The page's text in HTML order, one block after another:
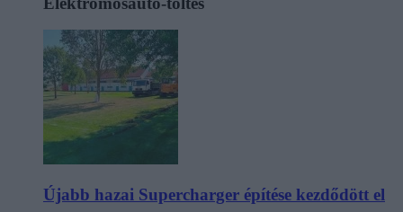
Újabb hazai Supercharger építése kezdődött el